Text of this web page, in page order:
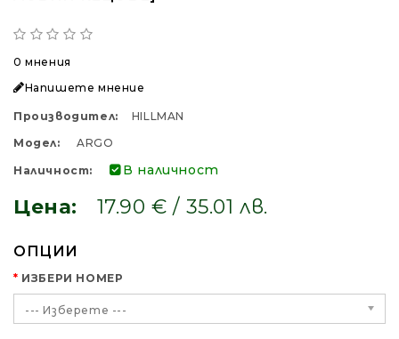
0 мнения
Напишете мнение
Производител:
HILLMAN
Модел:
ARGO
Наличност: В наличност
Цена: 17.90 € / 35.01 лв.
ОПЦИИ
ИЗБЕРИ НОМЕР
--- Изберете ---